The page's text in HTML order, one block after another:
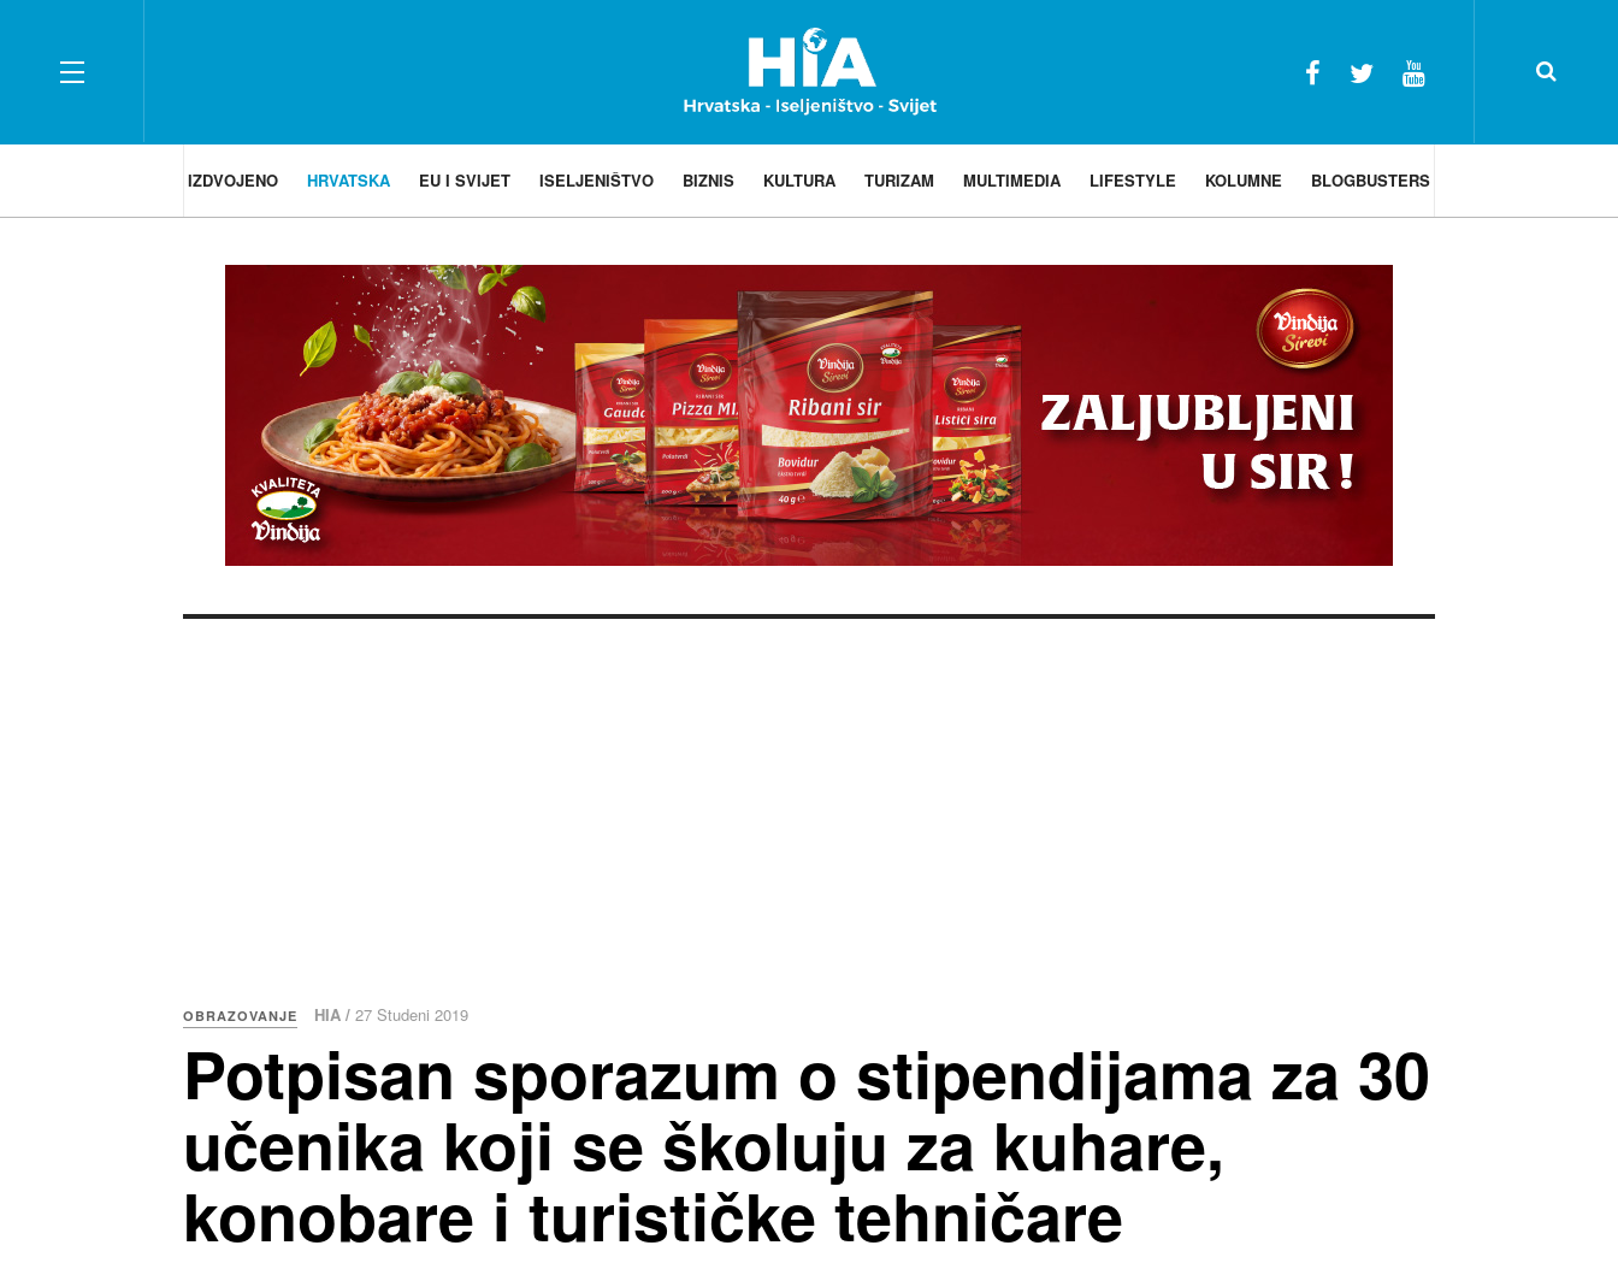
IZDVOJENO HRVATSKA EU I SVIJET ISELJENIŠTVO BIZNIS KULTURA TURIZAM MULTIMEDIA LIFESTYLE KOLUMNE BLOGBUSTERS
OBRAZOVANJE HIA / 27 Studeni 2019
Potpisan sporazum o stipendijama za 30
učenika koji se školuju za kuhare,
konobare i turističke tehničare